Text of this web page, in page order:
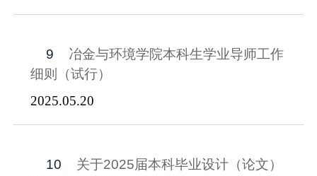
9
冶金与环境学院本科生学业导师工作
细则（试行）
2025.05.20
10
关于2025届本科毕业设计（论文）